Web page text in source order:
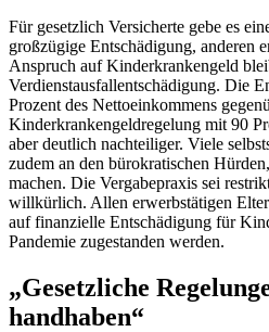
Für gesetzlich Versicherte gebe es
großzügige Entschädigung, anderen
Anspruch auf Kinderkrankengeld
Verdienstausfallentschädigung. Die
Prozent des Nettoeinkommens
Kinderkrankengeldregelung mit 90
aber deutlich nachteiliger. Viele
zudem an den bürokratischen
machen. Die Vergabepraxis sei
willkürlich. Allen erwerbstätigen
auf finanzielle Entschädigung für
Pandemie zugestanden werden.
„Gesetzliche
handhaben“